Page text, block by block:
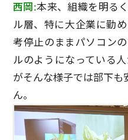
西岡:本来、組織を明る
ル層、特に大企業に勤
考停止のままパソコン
ルのようになっている
がそんな様子では部下も
ん。